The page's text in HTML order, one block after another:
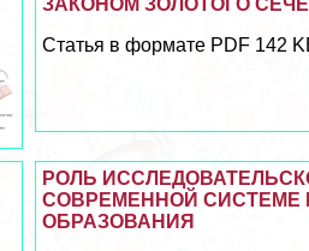
ЗАКОНОМ ЗОЛОТОГО
Статья в формате PDF 142
РОЛЬ
СОВРЕМЕННОЙ СИСТЕМЕ
ОБРАЗОВАНИЯ